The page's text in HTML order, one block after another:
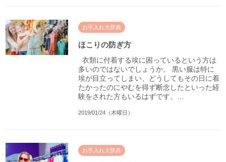
お手入れ大辞典
ほこりの防ぎ方
衣類に付着する埃に困っているという方は
多いのではないでしょうか。 黒い服は特に
埃が目立ってしまい、どうしてもその日に着
たかったのにやむを得ず断念したといった経
験をされた方もいるはずです。…
2019/01/24（木曜日）
お手入れ大辞典